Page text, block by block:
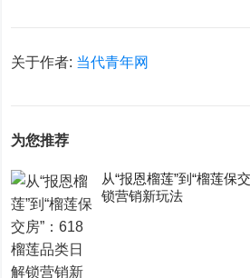
关于作者: 当代青年网
为您推荐
从“报恩榴莲”到“榴莲保
锁营销新玩法